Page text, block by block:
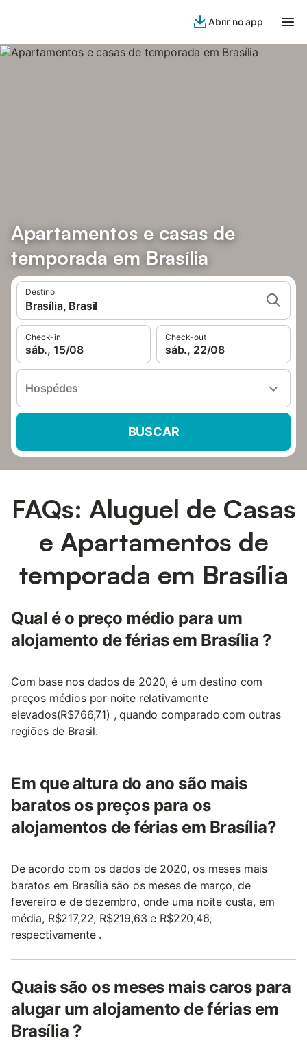
Abrir no app
Apartamentos e casas de
temporada em Brasília
Destino
Brasília, Brasil
Check-in
sáb., 15/08
Check-out
sáb., 22/08
Hospédes
BUSCAR
FAQs: Aluguel de Casas
e Apartamentos de
temporada em Brasília
Qual é o preço médio para um
alojamento de férias em Brasília ?
Com base nos dados de 2020, é um destino com
preços médios por noite relativamente
elevados(R$766,71) , quando comparado com outras
regiões de Brasil.
Em que altura do ano são mais
baratos os preços para os
alojamentos de férias em Brasília?
De acordo com os dados de 2020, os meses mais
baratos em Brasília são os meses de março, de
fevereiro e de dezembro, onde uma noite custa, em
média, R$217,22, R$219,63 e R$220,46,
respectivamente .
Quais são os meses mais caros para
alugar um alojamento de férias em
Brasília ?